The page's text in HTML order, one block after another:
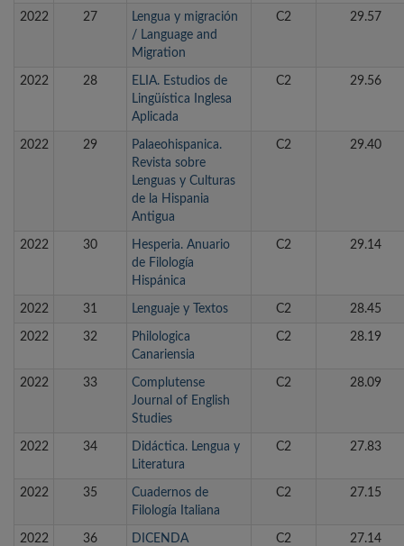
2022 27
Lengua y migración
/ Language and
Migration
C2 29.57
2022 28
ELIA. Estudios de
Lingüística Inglesa
Aplicada
C2 29.56
2022 29
Palaeohispanica.
Revista sobre
Lenguas y Culturas
de la Hispania
Antigua
C2 29.40
2022 30
Hesperia. Anuario
de Filología
Hispánica
C2 29.14
2022 31 Lenguaje y Textos C2 28.45
2022 32
Philologica
Canariensia
C2 28.19
2022 33
Complutense
Journal of English
Studies
C2 28.09
2022 34
Didáctica. Lengua y
Literatura
C2 27.83
2022 35
Cuadernos de
Filología Italiana
C2 27.15
2022 36 DICENDA C2 27.14